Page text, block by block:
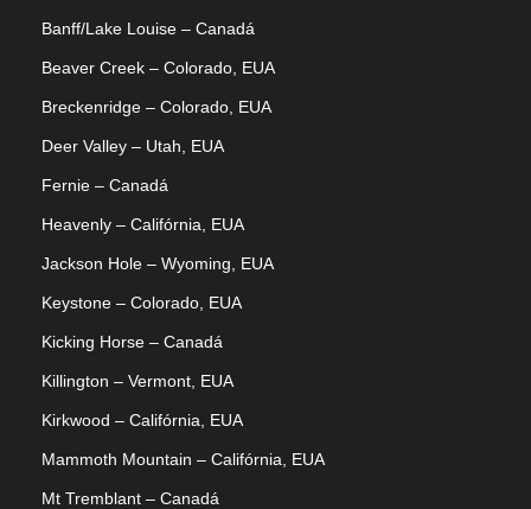
Banff/Lake Louise – Canadá
Beaver Creek – Colorado, EUA
Breckenridge – Colorado, EUA
Deer Valley – Utah, EUA
Fernie – Canadá
Heavenly – Califórnia, EUA
Jackson Hole – Wyoming, EUA
Keystone – Colorado, EUA
Kicking Horse – Canadá
Killington – Vermont, EUA
Kirkwood – Califórnia, EUA
Mammoth Mountain – Califórnia, EUA
Mt Tremblant – Canadá